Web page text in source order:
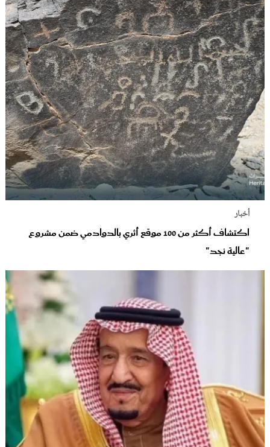
أخبار
اكتشاف أكثر من 100 موقع أثري بالدوادمي ضمن مشروع
"عالية نجد"